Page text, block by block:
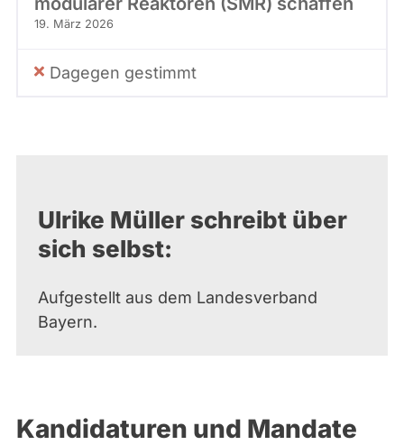
19. März 2026
Dagegen gestimmt
Ulrike Müller schreibt über
sich selbst:
Aufgestellt aus dem Landesverband
Bayern.
Kandidaturen und Mandate